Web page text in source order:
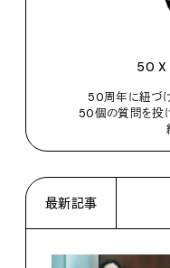
50 X
50周年に紐づ
50個の質問を投
最新記事